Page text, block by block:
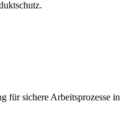
für sichere Arbeitsprozesse in